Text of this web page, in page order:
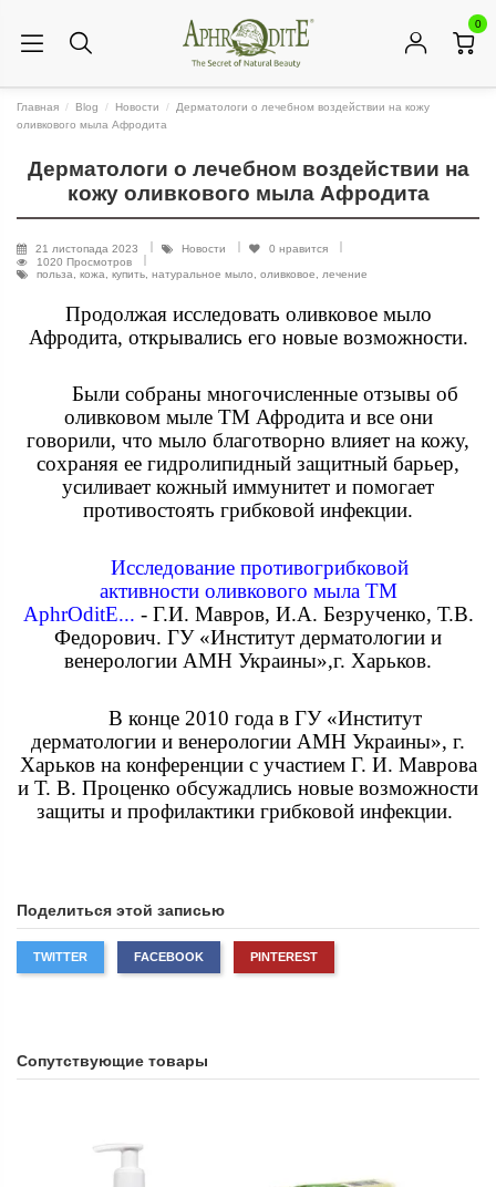
0
Главная Blog Новости
Дерматологи о лечебном воздействии на кожу
оливкового мыла Афродита
Дерматологи о лечебном воздействии на
кожу оливкового мыла Афродита
21 листопада 2023 Новости 0 нравится
1020 Просмотров
польза, кожа, купить, натуральное мыло, оливковое, лечение
Продолжая исследовать оливковое мыло
Афродита, открывались его новые возможности.
Были собраны многочисленные отзывы об
оливковом мыле ТМ Афродита и все они
говорили, что мыло благотворно влияет на кожу,
сохраняя ее гидролипидный защитный барьер,
усиливает кожный иммунитет и помогает
противостоять грибковой инфекции.
Исследование противогрибковой
активности оливкового мыла ТМ
AphrOditE... - Г.И. Мавров, И.А. Безрученко, Т.В.
Федорович. ГУ «Институт дерматологии и
венерологии АМН Украины»,г. Харьков.
В конце 2010 года в ГУ «Институт
дерматологии и венерологии АМН Украины», г.
Харьков на конференции с участием Г. И. Маврова
и Т. В. Проценко обсужадлись новые возможности
защиты и профилактики грибковой инфекции.
Поделиться этой записью
TWITTER FACEBOOK PINTEREST
Сопутствующие товары